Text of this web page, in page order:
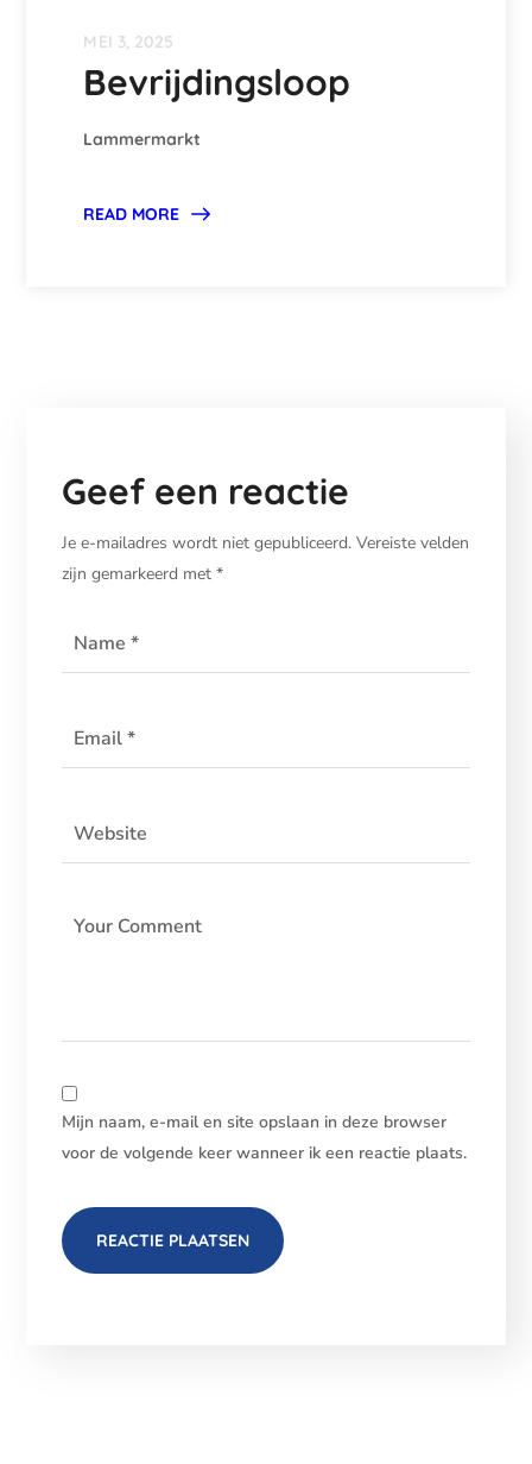
MEI 3, 2025
Bevrijdingsloop
Lammermarkt
READ MORE
Geef een reactie
Je e-mailadres wordt niet gepubliceerd. Vereiste velden
zijn gemarkeerd met*
Mijn naam, e-mail en site opslaan in deze browser
voor de volgende keer wanneer ik een reactie plaats.